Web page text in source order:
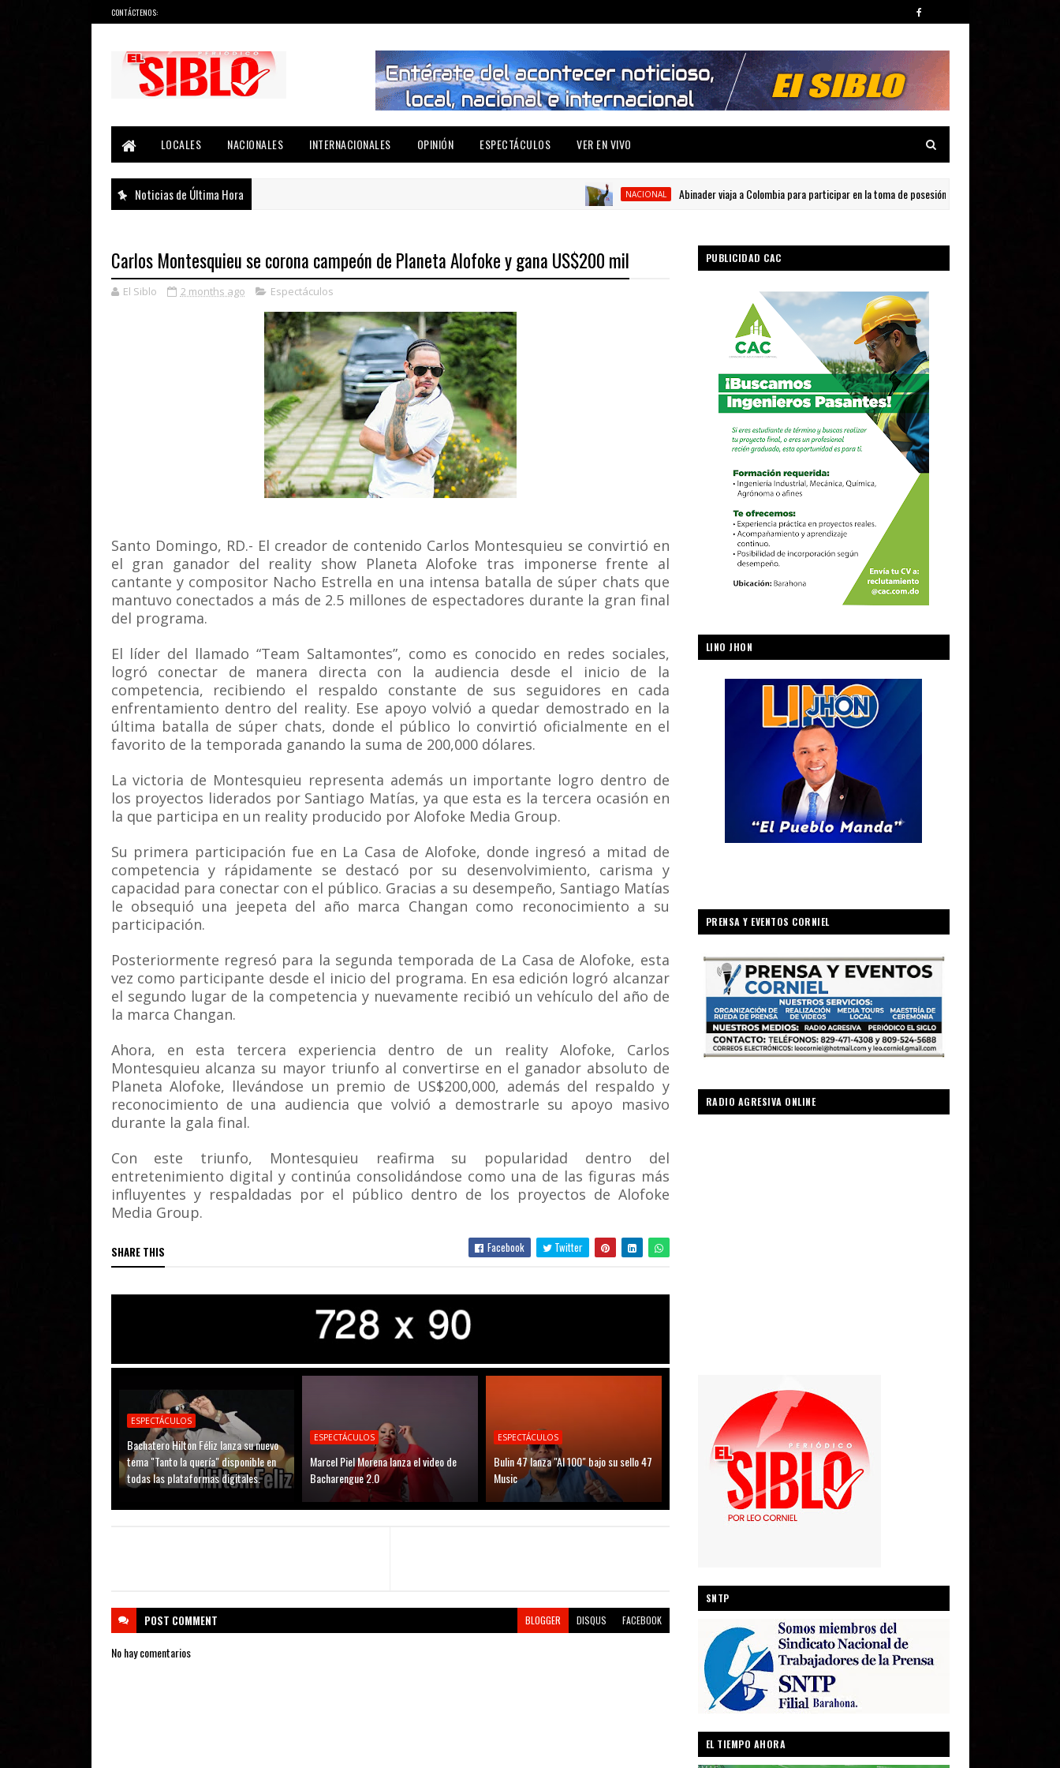
CONTÁCTENOS:
LOCALES
NACIONALES INTERNACIONALES OPINIÓN ESPECTÁCULOS VER EN VIVO
Noticias de Última Hora NACIONAL Abinader viaja a Colombia para participar en la toma de posesión de Abelardo de la Espriella
Carlos Montesquieu se corona campeón de Planeta Alofoke y gana US$200 mil
El Siblo 2 months ago Espectáculos
Santo Domingo, RD.- El creador de contenido Carlos Montesquieu se convirtió en
el gran ganador del reality show Planeta Alofoke tras imponerse frente al
cantante y compositor Nacho Estrella en una intensa batalla de súper chats que
mantuvo conectados a más de 2.5 millones de espectadores durante la gran final
del programa.
El líder del llamado “Team Saltamontes”, como es conocido en redes sociales,
logró conectar de manera directa con la audiencia desde el inicio de la
competencia, recibiendo el respaldo constante de sus seguidores en cada
enfrentamiento dentro del reality. Ese apoyo volvió a quedar demostrado en la
última batalla de súper chats, donde el público lo convirtió oficialmente en el
favorito de la temporada ganando la suma de 200,000 dólares.
La victoria de Montesquieu representa además un importante logro dentro de
los proyectos liderados por Santiago Matías, ya que esta es la tercera ocasión en
la que participa en un reality producido por Alofoke Media Group.
Su primera participación fue en La Casa de Alofoke, donde ingresó a mitad de
competencia y rápidamente se destacó por su desenvolvimiento, carisma y
capacidad para conectar con el público. Gracias a su desempeño, Santiago Matías
le obsequió una jeepeta del año marca Changan como reconocimiento a su
participación.
Posteriormente regresó para la segunda temporada de La Casa de Alofoke, esta
vez como participante desde el inicio del programa. En esa edición logró alcanzar
el segundo lugar de la competencia y nuevamente recibió un vehículo del año de
la marca Changan.
Ahora, en esta tercera experiencia dentro de un reality Alofoke, Carlos
Montesquieu alcanza su mayor triunfo al convertirse en el ganador absoluto de
Planeta Alofoke, llevándose un premio de US$200,000, además del respaldo y
reconocimiento de una audiencia que volvió a demostrarle su apoyo masivo
durante la gala final.
Con este triunfo, Montesquieu reafirma su popularidad dentro del
entretenimiento digital y continúa consolidándose como una de las figuras más
influyentes y respaldadas por el público dentro de los proyectos de Alofoke
Media Group.
SHARE THIS Facebook Twitter
ESPECTÁCULOS
Bachatero Hilton Féliz lanza su nuevo
tema "Tanto la quería" disponible en
todas las plataformas digitales.
ESPECTÁCULOS
Marcel Piel Morena lanza el video de
Bacharengue 2.0
ESPECTÁCULOS
Bulin 47 lanza "Al 100" bajo su sello 47
Music
POST COMMENT BLOGGER DISQUS FACEBOOK
No hay comentarios
PUBLICIDAD CAC
LINO JHON
PRENSA Y EVENTOS CORNIEL
RADIO AGRESIVA ONLINE
SNTP
EL TIEMPO AHORA